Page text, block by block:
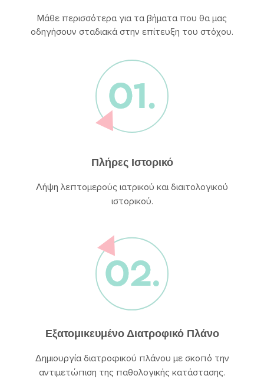
Μάθε περισσότερα για τα βήματα που θα μας
οδηγήσουν σταδιακά στην επίτευξη του στόχου.
Πλήρες Ιστορικό
Λήψη λεπτομερούς ιατρικού και διαιτολογικού
ιστορικού.
Εξατομικευμένο Διατροφικό Πλάνο
Δημιουργία διατροφικού πλάνου με σκοπό την
αντιμετώπιση της παθολογικής κατάστασης.